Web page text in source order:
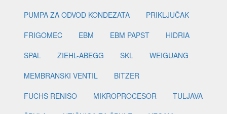
PUMPA ZA ODVOD KONDEZATA
PRIKLJUČAK
FRIGOMEC
EBM EBM PAPST
HIDRIA
SPAL
ZIEHL-ABEGG SKL
WEIGUANG
MEMBRANSKI VENTIL
BITZER
FUCHS RENISO
MIKROPROCESOR
TULJAVA